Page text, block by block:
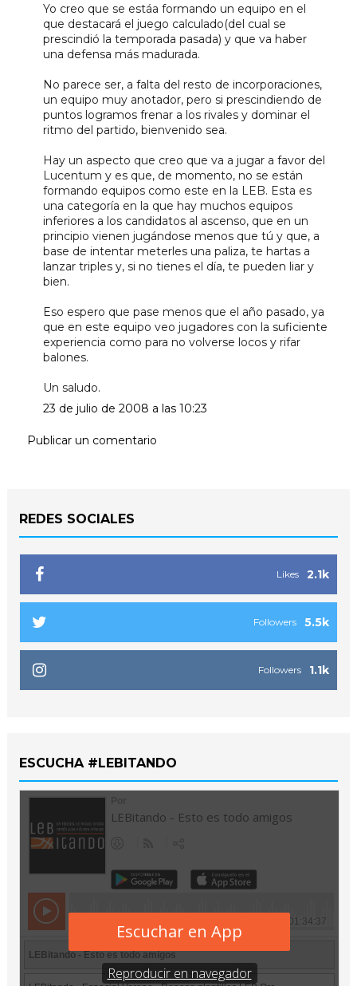
Yo creo que se estáa formando un equipo en el
que destacará el juego calculado(del cual se
prescindió la temporada pasada) y que va haber
una defensa más madurada.
No parece ser, a falta del resto de incorporaciones,
un equipo muy anotador, pero si prescindiendo de
puntos logramos frenar a los rivales y dominar el
ritmo del partido, bienvenido sea.
Hay un aspecto que creo que va a jugar a favor del
Lucentum y es que, de momento, no se están
formando equipos como este en la LEB. Esta es
una categoría en la que hay muchos equipos
inferiores a los candidatos al ascenso, que en un
principio vienen jugándose menos que tú y que, a
base de intentar meterles una paliza, te hartas a
lanzar triples y, si no tienes el día, te pueden liar y
bien.
Eso espero que pase menos que el año pasado, ya
que en este equipo veo jugadores con la suficiente
experiencia como para no volverse locos y rifar
balones.
Un saludo.
23 de julio de 2008 a las 10:23
Publicar un comentario
REDES SOCIALES
2.1k
Likes
5.5k
Followers
1.1k
Followers
ESCUCHA #LEBITANDO